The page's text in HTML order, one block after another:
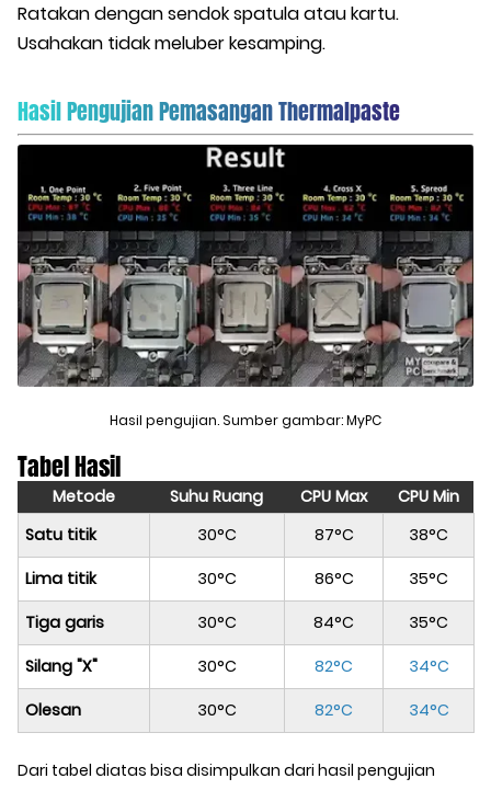
Ratakan dengan sendok spatula atau kartu.
Usahakan tidak meluber kesamping.
Hasil Pengujian Pemasangan Thermalpaste
Hasil pengujian. Sumber gambar: MyPC
Tabel Hasil
Metode Suhu Ruang CPU Max
CPU Min
Satu titik
30°C 87°C
38°C
Lima titik
30°C 86°C
35°C
Tiga garis
30°C 84°C
35°C
Silang "X"
30°C 82°C
34°C
Olesan
30°C 82°C 34°C
Dari tabel diatas bisa disimpulkan dari hasil pengujian